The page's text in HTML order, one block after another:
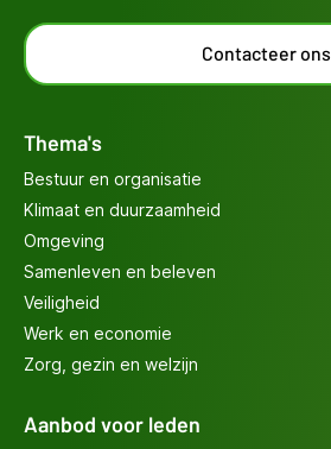
Contacteer ons
Thema's
Bestuur en organisatie
Klimaat en duurzaamheid
Omgeving
Samenleven en beleven
Veiligheid
Werk en economie
Zorg, gezin en welzijn
Aanbod voor leden